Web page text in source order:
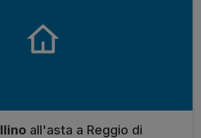
all'asta a Reggio di